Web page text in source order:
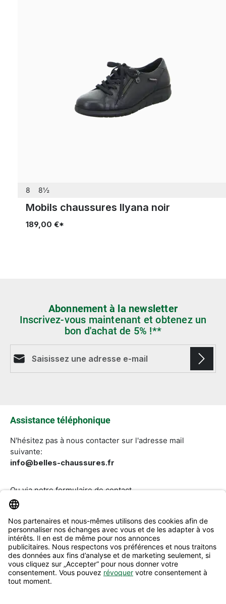
8 8½
Mobils chaussures Ilyana noir
189,00 €*
Abonnement à la newsletter
Inscrivez-vous maintenant et obtenez un
bon d'achat de 5% !**
Assistance téléphonique
N'hésitez pas à nous contacter sur l'adresse mail
suivante:
info@belles-chaussures.fr
Ou via notreformulaire de contact.
Révoquer un contrat
Aide & Contact